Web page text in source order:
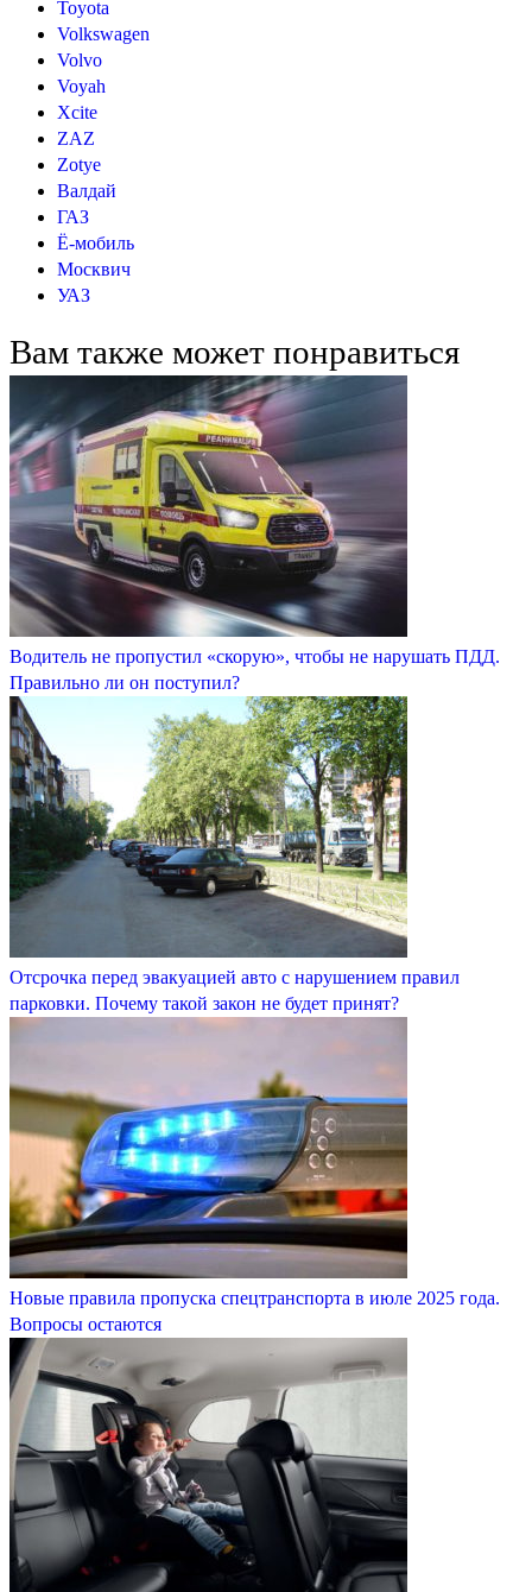
Toyota
Volkswagen
Volvo
Voyah
Xcite
ZAZ
Zotye
Валдай
ГАЗ
Ё-мобиль
Москвич
УАЗ
Вам также может понравиться
Водитель не пропустил «скорую», чтобы не нарушать ПДД.
Правильно ли он поступил?
Отсрочка перед эвакуацией авто с нарушением правил
парковки. Почему такой закон не будет принят?
Новые правила пропуска спецтранспорта в июле 2025 года.
Вопросы остаются